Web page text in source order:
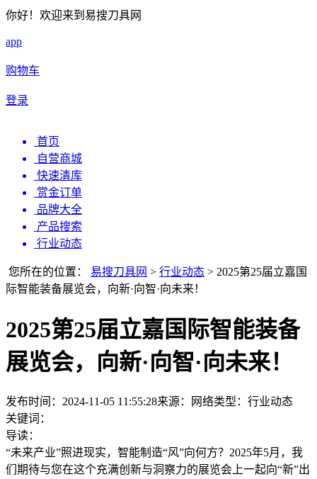
你好！欢迎来到易搜刀具网
app
购物车
登录
首页
自营商城
快速清库
赏金订单
品牌大全
产品搜索
行业动态
您所在的位置： 易搜刀具网 > 行业动态 > 2025第25届立嘉国
际智能装备展览会，向新·向智·向未来！
2025第25届立嘉国际智能装备
展览会，向新·向智·向未来！
发布时间：2024-11-05 11:55:28来源：网络类型： 行业动态
关键词：
导读：
“未来产业”照进现实，智能制造“风”向何方？2025年5月，我
们期待与您在这个充满创新与洞察力的展览会上一起向“新”出